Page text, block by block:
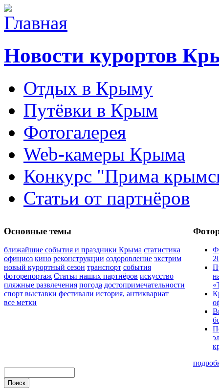
Новости курортов
Отдых в Крыму
Путёвки в Крым
Фотогалерея
Web-камеры Крыма
Конкурс "Прима
Статьи от партнёров
Основные темы
ближайшие события и праздники Крыма статистика
официоз кино реконструкции оздоровление экстрим
новый курортный сезон транспорт события
фоторепортаж Статьи наших партнёров искусство
пляжные развлечения погода достопримечательности
спорт выставки фестивали история, антиквариат
все метки